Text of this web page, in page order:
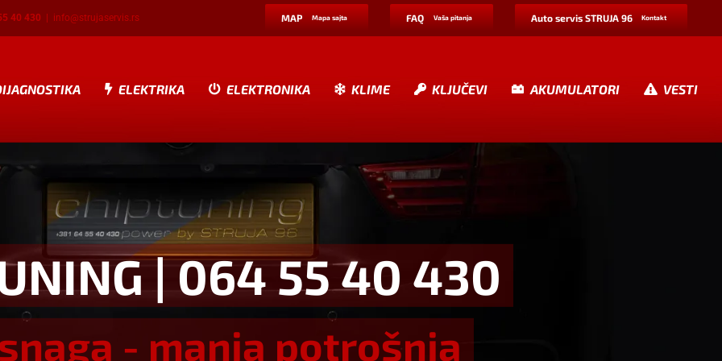
40 430 info@strujaservis.rs MAP Mapa sajta FAQ Vaša pitanja Auto servis STRUJA 96 Kontakt
ELEKTRIKA ELEKTRONIKA KLIME KLJUČEVI AKUMULATORI VESTI
| 064 55 40 430
- manja potrošnja